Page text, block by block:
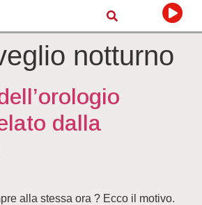
notturno
dalla
alla stessa ora ? Ecco il motivo.